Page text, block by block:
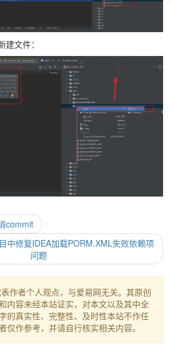
文件：
commit
中修复IDEA加载PORM.XML失败依赖项
问题
作者个人观点，与爱易网无关。其原创
内容未经本站证实，对本文以及其中全
的真实性、完整性、及时性本站不作任
仅作参考，并请自行核实相关内容。